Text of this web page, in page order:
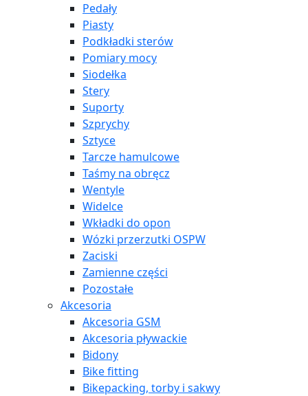
Pedały
Piasty
Podkładki sterów
Pomiary mocy
Siodełka
Stery
Suporty
Szprychy
Sztyce
Tarcze hamulcowe
Taśmy na obręcz
Wentyle
Widelce
Wkładki do opon
Wózki przerzutki OSPW
Zaciski
Zamienne części
Pozostałe
Akcesoria
Akcesoria GSM
Akcesoria pływackie
Bidony
Bike fitting
Bikepacking, torby i sakwy